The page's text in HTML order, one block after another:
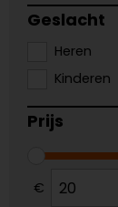
Geslacht
Heren
Kinderen
Prijs
€